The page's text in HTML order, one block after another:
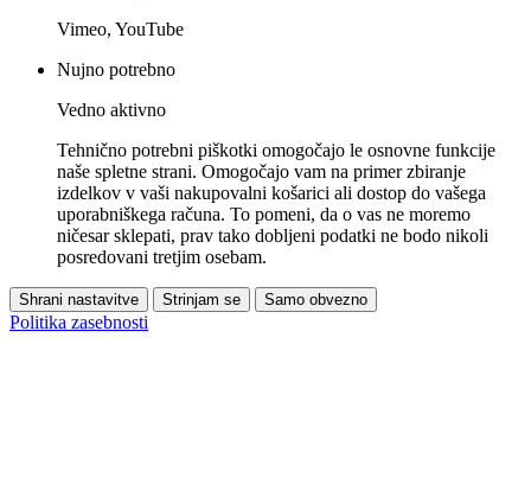
Vimeo, YouTube
Nujno potrebno
Vedno aktivno
Tehnično potrebni piškotki omogočajo le osnovne funkcije
naše spletne strani. Omogočajo vam na primer zbiranje
izdelkov v vaši nakupovalni košarici ali dostop do vašega
uporabniškega računa. To pomeni, da o vas ne moremo
ničesar sklepati, prav tako dobljeni podatki ne bodo nikoli
posredovani tretjim osebam.
Shrani nastavitve Strinjam se Samo obvezno
Politika zasebnosti